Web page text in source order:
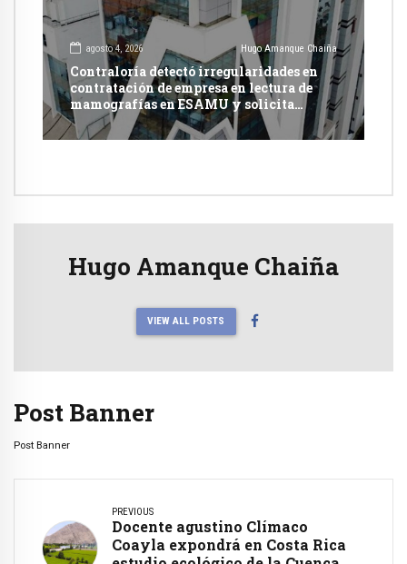
agosto 4, 2026 Hugo Amanque Chaiña
Contraloría detectó irregularidades en
contratación de empresa en lectura de
mamografías en ESAMU y solicita
acciones penales contra funcionarios
Hugo Amanque Chaiña
VIEW ALL POSTS
Post Banner
Post Banner
PREVIOUS
Docente agustino Clímaco
Coayla expondrá en Costa Rica